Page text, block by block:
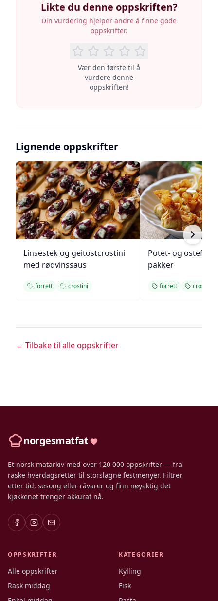
Likte du denne oppskriften?
Din vurdering hjelper andre å finne gode
oppskrifter.
Vær den første til å
vurdere denne
oppskriften!
Lignende oppskrifter
Linsestek og geitostcrostini
med rødvinssaus
forrett crostini
Potet- og
pakker
forrett crostini
← Tilbake til alle oppskrifter
norgesmatfat
Et norsk matarkiv med over 120 000 oppskrifter — fra
raske hverdagsretter til storslagne festmenyer. Filtrer
etter tid, sesong eller råvarer og finn nøyaktig det
kjøkkenet trenger akkurat nå.
OPPSKRIFTER
Alle oppskrifter
Rask middag
KATEGORIER
Kylling
Fisk